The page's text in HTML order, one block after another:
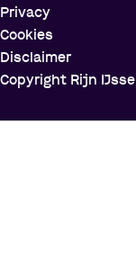
Privacy
Cookies
Disclaimer
Copyright Rijn IJssel